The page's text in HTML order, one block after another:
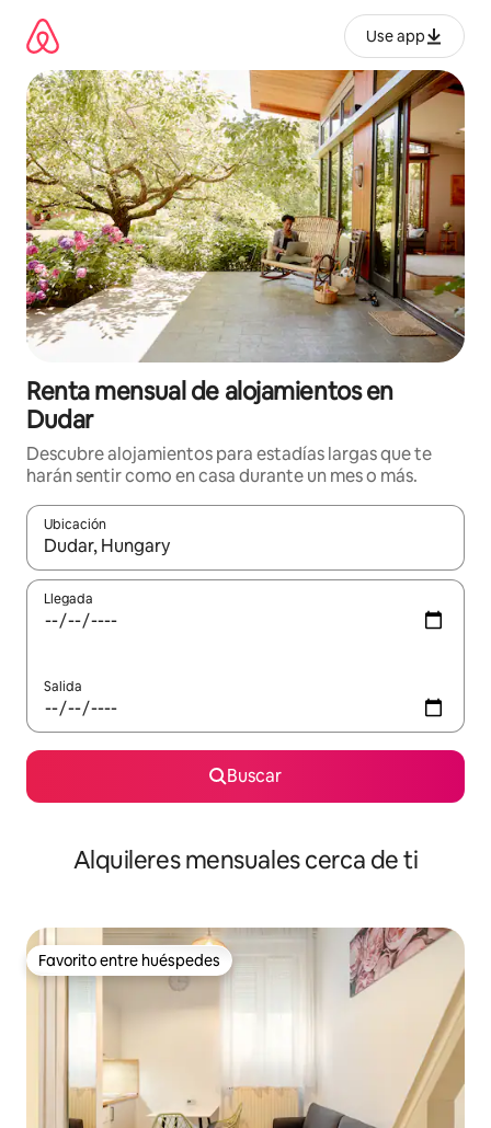
contenido
Use app
Renta mensual de alojamientos en
Dudar
Descubre alojamientos para estadías largas que te
harán sentir como en casa durante un mes o más.
Ubicación
Cuando los resultados estén disponibles, navega con las
Llegada
Salida
Buscar
Alquileres mensuales cerca de ti
Favorito entre huéspedes
Favorito entre huéspedes